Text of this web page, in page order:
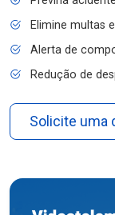
Elimine multas
Alerta de
Redução de
Solicite uma